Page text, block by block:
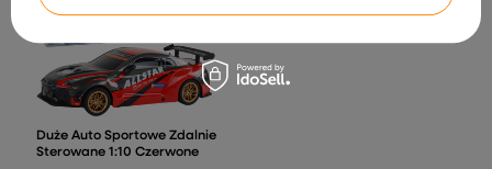
Duże Auto Sportowe Zdalnie
Sterowane 1:10 Czerwone